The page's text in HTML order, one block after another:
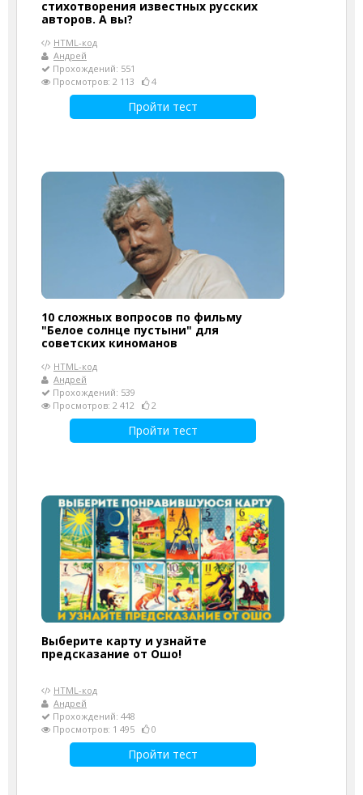
стихотворения известных русских
авторов. А вы?
HTML-код
Андрей
Прохождений: 551
Просмотров: 2 113
4
Пройти тест
10 сложных вопросов по фильму
"Белое солнце пустыни" для
советских киноманов
HTML-код
Андрей
Прохождений: 539
Просмотров: 2 412
2
Пройти тест
Выберите карту и узнайте
предсказание от Ошо!
HTML-код
Андрей
Прохождений: 448
Просмотров: 1 495
0
Пройти тест